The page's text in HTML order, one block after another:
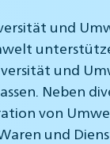
und
und
Neben
von
und